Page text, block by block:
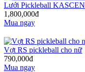
Lưới Pickleball KASCEN
1,800,000đ
Mua ngay
Vợt RS pickleball cho nữ
790,000đ
Mua ngay